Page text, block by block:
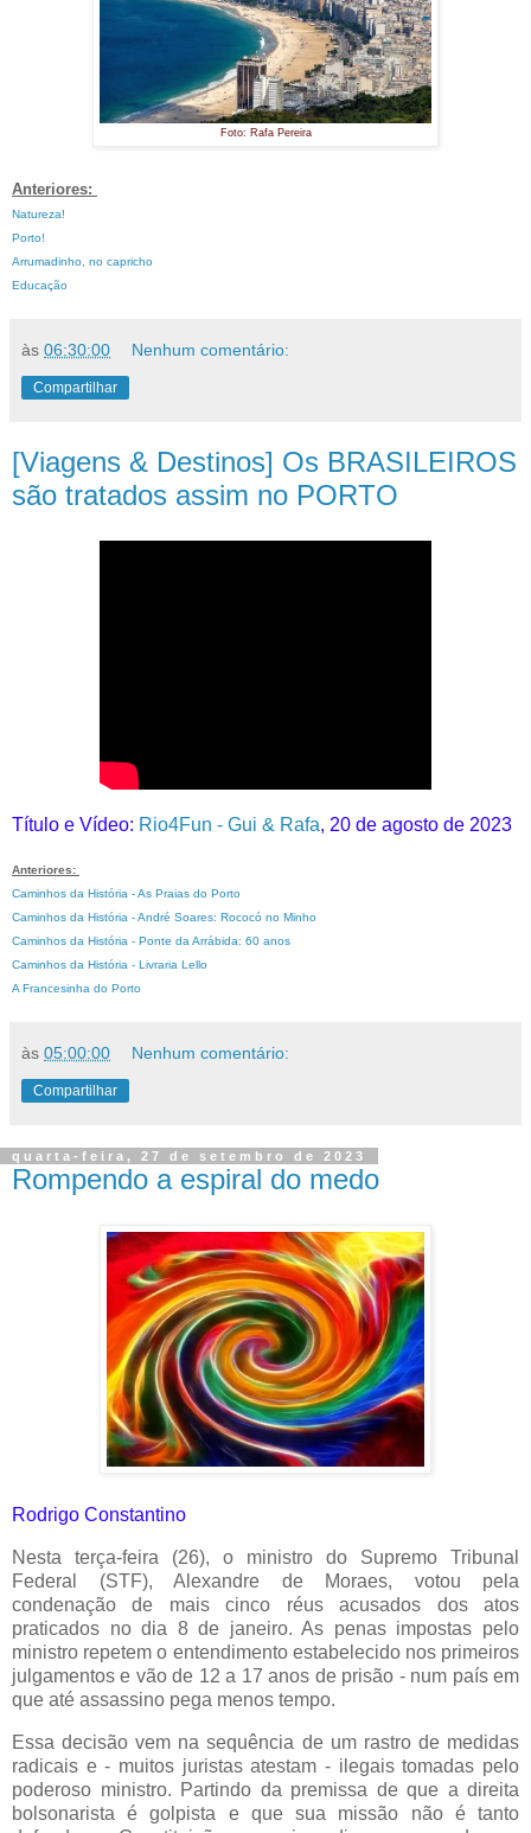
Foto: Rafa Pereira
Anteriores:
Natureza!
Porto!
Arrumadinho, no capricho
Educação
às 06:30:00 Nenhum comentário:
Compartilhar
[Viagens & Destinos] Os BRASILEIROS
são tratados assim no PORTO
Título e Vídeo: Rio4Fun - Gui & Rafa, 20 de agosto de 2023
Anteriores:
Caminhos da História - As Praias do Porto
Caminhos da História - André Soares: Rococó no Minho
Caminhos da História - Ponte da Arrábida: 60 anos
Caminhos da História - Livraria Lello
A Francesinha do Porto
às 05:00:00 Nenhum comentário:
Compartilhar
quarta-feira, 27 de setembro de 2023
Rompendo a espiral do medo
Rodrigo Constantino
Nesta terça-feira (26), o ministro do Supremo Tribunal
Federal (STF), Alexandre de Moraes, votou pela
condenação de mais cinco réus acusados dos atos
praticados no dia 8 de janeiro. As penas impostas pelo
ministro repetem o entendimento estabelecido nos primeiros
julgamentos e vão de 12 a 17 anos de prisão - num país em
que até assassino pega menos tempo.
Essa decisão vem na sequência de um rastro de medidas
radicais e - muitos juristas atestam - ilegais tomadas pelo
poderoso ministro. Partindo da premissa de que a direita
bolsonarista é golpista e que sua missão não é tanto